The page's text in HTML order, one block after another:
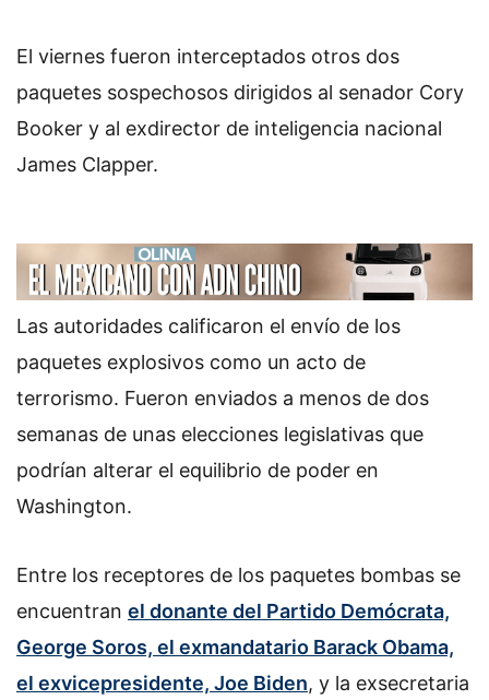
El viernes fueron interceptados otros dos
paquetes sospechosos dirigidos al senador Cory
Booker y al exdirector de inteligencia nacional
James Clapper.
Las autoridades calificaron el envío de los
paquetes explosivos como un acto de
terrorismo. Fueron enviados a menos de dos
semanas de unas elecciones legislativas que
podrían alterar el equilibrio de poder en
Washington.
Entre los receptores de los paquetes bombas se
encuentran el donante del Partido Demócrata,
George Soros, el exmandatario Barack Obama,
el exvicepresidente, Joe Biden, y la exsecretaria